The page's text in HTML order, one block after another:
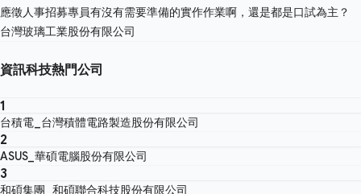
應徵人事招募專員有沒有需要準備的實作作業啊，還是都是口試為主？
台灣玻璃工業股份有限公司
資訊科技熱門公司
1
台積電_台灣積體電路製造股份有限公司
2
ASUS_華碩電腦股份有限公司
3
和碩集團_和碩聯合科技股份有限公司